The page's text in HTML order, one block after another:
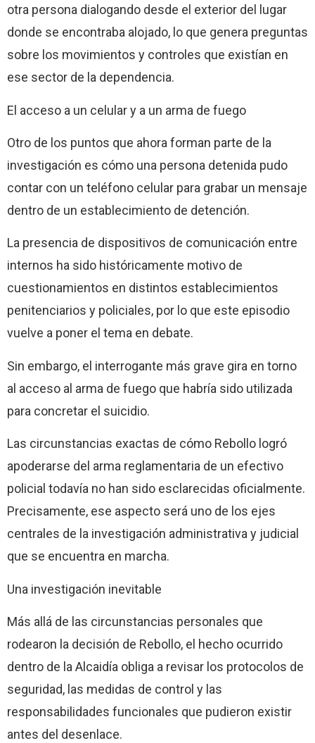
otra persona dialogando desde el exterior del lugar
donde se encontraba alojado, lo que genera preguntas
sobre los movimientos y controles que existían en
ese sector de la dependencia.
El acceso a un celular y a un arma de fuego
Otro de los puntos que ahora forman parte de la
investigación es cómo una persona detenida pudo
contar con un teléfono celular para grabar un mensaje
dentro de un establecimiento de detención.
La presencia de dispositivos de comunicación entre
internos ha sido históricamente motivo de
cuestionamientos en distintos establecimientos
penitenciarios y policiales, por lo que este episodio
vuelve a poner el tema en debate.
Sin embargo, el interrogante más grave gira en torno
al acceso al arma de fuego que habría sido utilizada
para concretar el suicidio.
Las circunstancias exactas de cómo Rebollo logró
apoderarse del arma reglamentaria de un efectivo
policial todavía no han sido esclarecidas oficialmente.
Precisamente, ese aspecto será uno de los ejes
centrales de la investigación administrativa y judicial
que se encuentra en marcha.
Una investigación inevitable
Más allá de las circunstancias personales que
rodearon la decisión de Rebollo, el hecho ocurrido
dentro de la Alcaidía obliga a revisar los protocolos de
seguridad, las medidas de control y las
responsabilidades funcionales que pudieron existir
antes del desenlace.